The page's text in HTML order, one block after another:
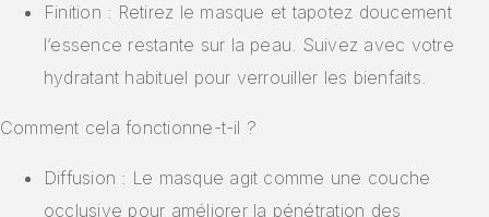
Finition : Retirez le masque et tapotez doucement
l’essence restante sur la peau. Suivez avec votre
hydratant habituel pour verrouiller les bienfaits.
Comment cela fonctionne-t-il ?
Diffusion : Le masque agit comme une couche
occlusive pour améliorer la pénétration des